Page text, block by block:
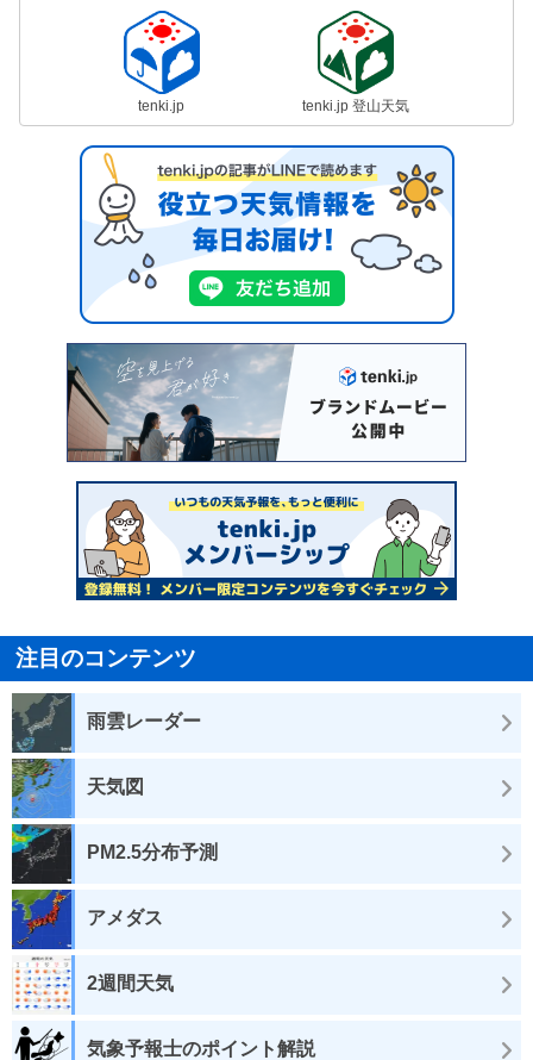
tenki.jp tenki.jp 登山天気
注目のコンテンツ
雨雲レーダー
天気図
PM2.5分布予測
アメダス
2週間天気
気象予報士のポイント解説